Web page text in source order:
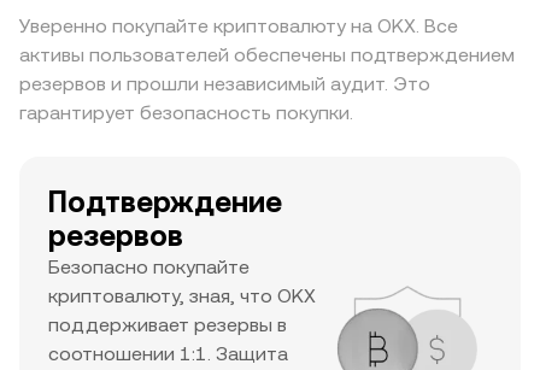
высокого уровня рыночной капитализации,
значительного ежедневного объема торгов и
высокого исторического максимума говорит о
том, что это крупный актив с высокой
Уверенно покупайте криптовалюту на OKX. Все
активы пользователей обеспечены подтверждением
резервов и прошли независимый аудит. Это
гарантирует безопасность покупки.
Подтверждение
резервов
Безопасно покупайте
криптовалюту, зная, что OKX
поддерживает резервы в
соотношении 1:1. Защита